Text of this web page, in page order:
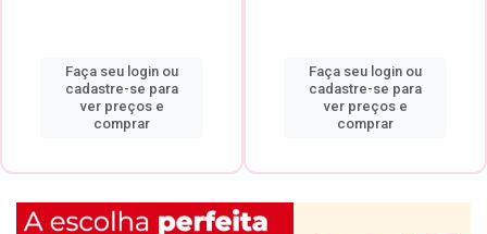
Faça seu login ou
cadastre-se para
ver preços e
comprar
Faça seu login ou
cadastre-se para
ver preços e
comprar